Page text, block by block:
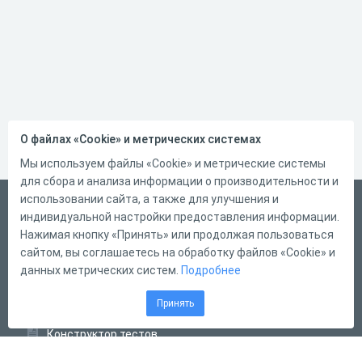
Русский
Справка
Форма обратной связи
Конструктор тестов
О файлах «Cookie» и метрических системах
Мы используем файлы «Cookie» и метрические системы
для сбора и анализа информации о производительности и
использовании сайта, а также для улучшения и
индивидуальной настройки предоставления информации.
Нажимая кнопку «Принять» или продолжая пользоваться
сайтом, вы соглашаетесь на обработку файлов «Cookie» и
данных метрических систем. Подробнее
Принять